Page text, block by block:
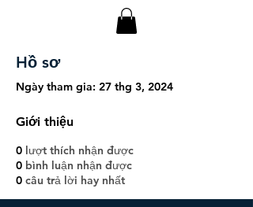
Hồ sơ
Ngày tham gia: 27 thg 3, 2024
Giới thiệu
0 lượt thích nhận được
0 bình luận nhận được
0 câu trả lời hay nhất